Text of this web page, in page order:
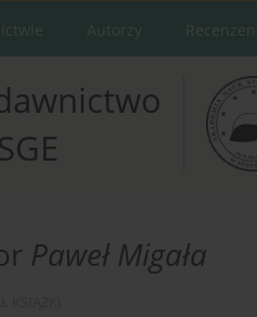
Autorzy
Paweł Migała